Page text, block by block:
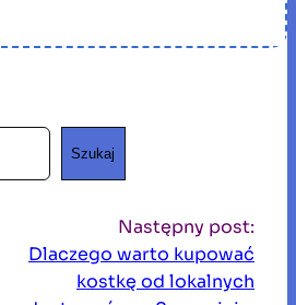
Szukaj
Następny post:
Dlaczego warto kupować
kostkę od lokalnych